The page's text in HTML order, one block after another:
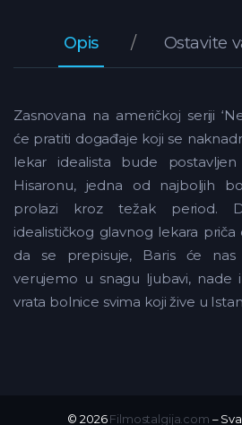
Opis Ostavite
Zasnovana na američkoj seriji
će pratiti događaje koji se
lekar idealista bude
Hisaronu, jedna od najboljih
prolazi kroz težak period.
idealističkog glavnog lekara
da se prepisuje, Baris će
verujemo u snagu ljubavi, nade
vrata bolnice svima koji žive u
© 2026Filmostalgija.com –